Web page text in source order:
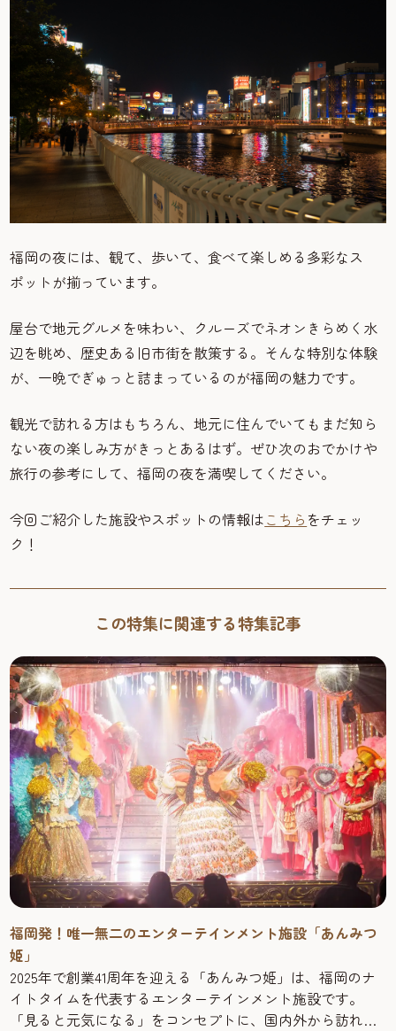
福岡の夜には、観て、歩いて、食べて楽しめる多彩なス
ポットが揃っています。
屋台で地元グルメを味わい、クルーズでネオンきらめく水
辺を眺め、歴史ある旧市街を散策する。そんな特別な体験
が、一晩でぎゅっと詰まっているのが福岡の魅力です。
観光で訪れる方はもちろん、地元に住んでいてもまだ知ら
ない夜の楽しみ方がきっとあるはず。ぜひ次のおでかけや
旅行の参考にして、福岡の夜を満喫してください。
今回ご紹介した施設やスポットの情報はこちら をチェッ
ク！
この特集に関連する特集記事
福岡発！唯一無二のエンターテインメント施設「あんみつ
姫」
2025年で創業41周年を迎える「あんみつ姫」は、福岡のナ
イトタイムを代表するエンターテインメント施設です。
「見ると元気になる」をコンセプトに、国内外から訪れる